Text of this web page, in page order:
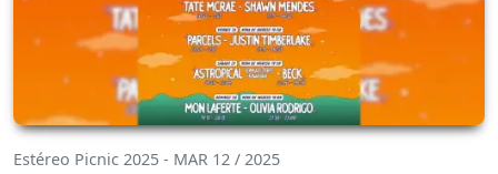
Estéreo Picnic 2025 - MAR 12 / 2025